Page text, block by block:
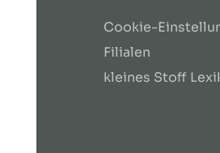
Cookie-
Filialen
kleines Stoff